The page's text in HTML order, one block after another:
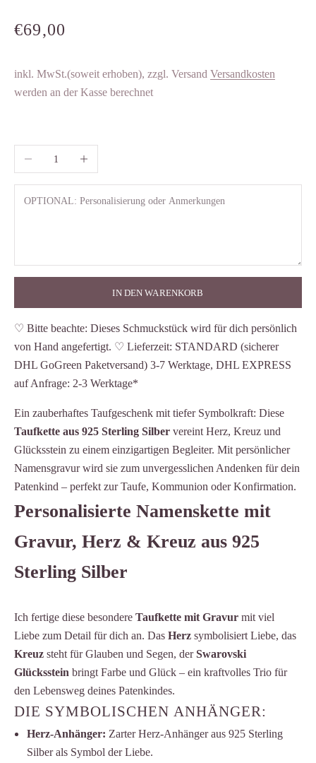
ANGEBOT
€69,00
inkl. MwSt.(soweit erhoben), zzgl. Versand Versandkosten
werden an der Kasse berechnet
Anzahl verringernAnzahl erhöhen
IN DEN WARENKORB
♡ Bitte beachte: Dieses Schmuckstück wird für dich persönlich
von Hand angefertigt. ♡ Lieferzeit: STANDARD (sicherer
DHL GoGreen Paketversand) 3-7 Werktage, DHL EXPRESS
auf Anfrage: 2-3 Werktage*
Ein zauberhaftes Taufgeschenk mit tiefer Symbolkraft: Diese
Taufkette aus 925 Sterling Silber vereint Herz, Kreuz und
Glücksstein zu einem einzigartigen Begleiter. Mit persönlicher
Namensgravur wird sie zum unvergesslichen Andenken für dein
Patenkind – perfekt zur Taufe, Kommunion oder Konfirmation.
Personalisierte Namenskette mit
Gravur, Herz & Kreuz aus 925
Sterling Silber
Ich fertige diese besondere Taufkette mit Gravur mit viel
Liebe zum Detail für dich an. Das Herz symbolisiert Liebe, das
Kreuz steht für Glauben und Segen, derSwarovski
Glücksstein bringt Farbe und Glück – ein kraftvolles Trio für
den Lebensweg deines Patenkindes.
DIE SYMBOLISCHEN ANHÄNGER:
Herz-Anhänger: Zarter Herz-Anhänger aus 925 Sterling
Silber als Symbol der Liebe.